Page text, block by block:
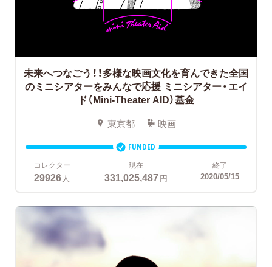
未来へつなごう！！多様な映画文化を育んできた全国
のミニシアターをみんなで応援ミニシアター・エイ
ド（Mini-Theater AID）基金
東京都 映画
FUNDED
コレクター
29926 人
現在
331,025,487円
終了
2020/05/15